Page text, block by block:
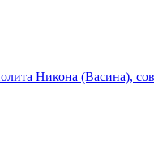
Никона (Васина),